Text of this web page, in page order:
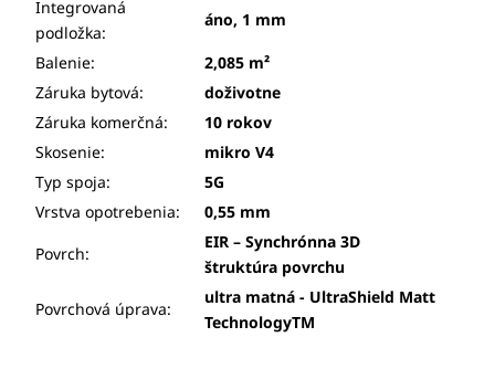
Integrovaná
podložka:
áno, 1 mm
Balenie:
2,085 m²
Záruka bytová:
doživotne
Záruka komerčná:
10 rokov
Skosenie:
mikro V4
Typ spoja:
5G
Vrstva opotrebenia:
0,55 mm
Povrch:
EIR – Synchrónna 3D
štruktúra povrchu
Povrchová úprava:
ultra matná - UltraShield Matt
TechnologyTM